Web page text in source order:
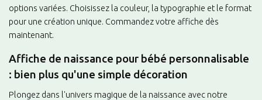
options variées. Choisissez la couleur, la typographie et le format
pour une création unique. Commandez votre affiche dès
maintenant.
Affiche de naissance pour bébé personnalisable
: bien plus qu'une simple décoration
Plongez dans l'univers magique de la naissance avec notre